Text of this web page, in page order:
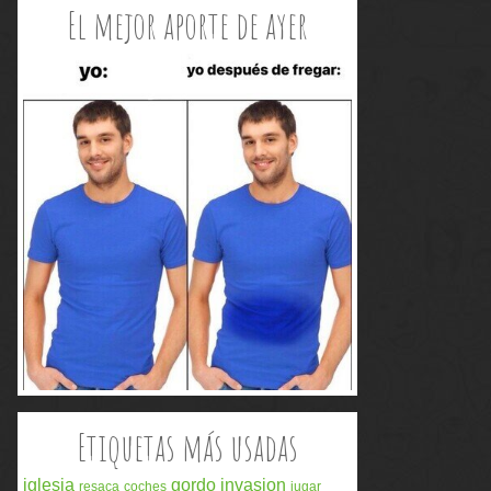
El mejor aporte de ayer
Etiquetas más usadas
iglesia resaca coches gordo invasion jugar